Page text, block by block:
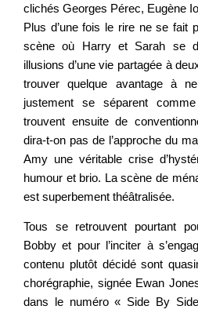
clichés Georges Pérec, Eugène
Plus d’une fois le rire ne se fait
scène où Harry et Sarah se
illusions d’une vie partagée à
trouver quelque avantage à
justement se séparent
trouvent ensuite de
dira-t-on pas de l’approche du
Amy une véritable crise
humour et brio. La scène de
est superbement théâtralisée.
Tous se retrouvent pourtant
Bobby et pour l’inciter à
contenu plutôt décidé sont
chorégraphie, signée Ewan
dans le numéro « Side By